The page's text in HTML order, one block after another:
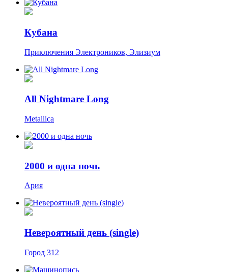
Кубана
Приключения Электроников, Элизиум
All Nightmare Long
Metallica
2000 и одна ночь
Ария
Невероятный день (single)
Город 312